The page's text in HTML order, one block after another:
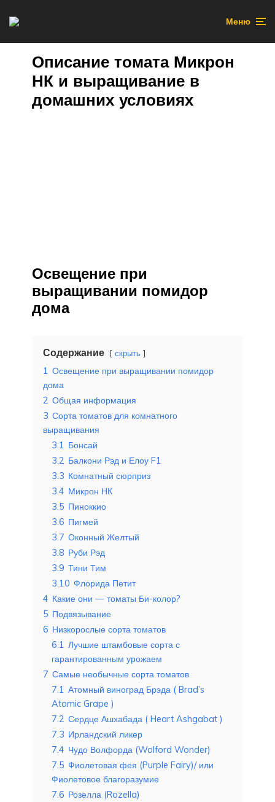
Меню
Описание томата Микрон
НК и выращивание в
домашних условиях
Освещение при
выращивании помидор
дома
Содержание скрыть
1 Освещение при выращивании помидор
дома
2 Общая информация
3 Сорта томатов для комнатного
выращивания
3.1 Бонсай
3.2 Балкони Рэд и Елоу F1
3.3 Комнатный сюрприз
3.4 Микрон НК
3.5 Пиноккио
3.6 Пигмей
3.7 Оконный Желтый
3.8 Руби Рэд
3.9 Тини Тим
3.10 Флорида Петит
4 Какие они — томаты Би-колор?
5 Подвязывание
6 Низкорослые сорта томатов
6.1 Лучшие штамбовые сорта с
гарантированным урожаем
7 Самые необычные сорта томатов
7.1 Атомный виноград Брэда ( Brad’s
Atomic Grape )
7.2 Сердце Ашхабада ( Heart Ashgabat )
7.3 Ирландский ликер
7.4 Чудо Волфорда (Wolford Wonder)
7.5 Фиолетовая фея (Purple Fairy)/ или
Фиолетовое благоразумие
7.6 Розелла (Rozella)